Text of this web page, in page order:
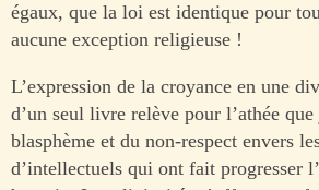
égaux, que la loi est identique pour
aucune exception religieuse !
L’expression de la croyance en une
d’un seul livre relève pour l’athée
blasphème et du non-respect envers
d’intellectuels qui ont fait progresser